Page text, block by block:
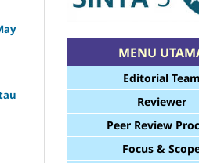
MENU
Editorial Team
Reviewer
Peer Review
Focus &